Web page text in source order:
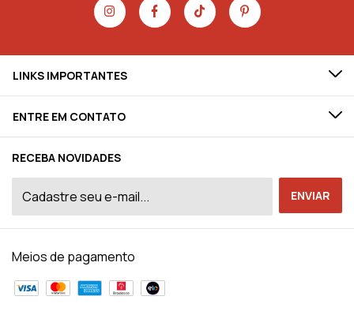
LINKS IMPORTANTES
ENTRE EM CONTATO
RECEBA NOVIDADES
Meios de pagamento